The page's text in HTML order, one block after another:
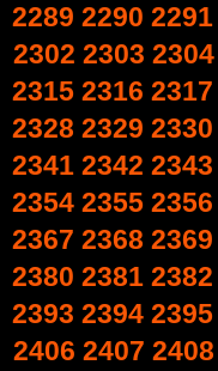
2289 2290 2291
2302 2303 2304
2315 2316 2317
2328 2329 2330
2341 2342 2343
2354 2355 2356
2367 2368 2369
2380 2381 2382
2393 2394 2395
2406 2407 2408